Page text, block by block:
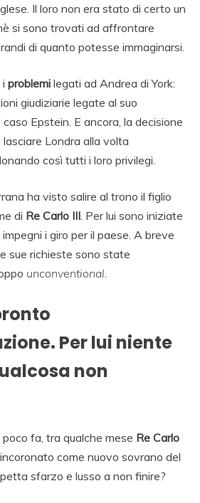
Il loro non era stato di certo un
si sono trovati ad affrontare
di quanto potesse immaginarsi.
problemi legati ad Andrea di York:
giudiziarie legate al suo
Epstein. E ancora, la decisione
lasciare Londra alla volta
così tutti i loro privilegi.
ha visto salire al trono il figlio
di Re Carlo III . Per lui sono iniziate
i giro per il paese. A breve
le sue richieste sono state
unconventional
Per lui niente
non
fa, tra qualche mese Re Carlo
come nuovo sovrano del
sfarzo e lusso a non finire?